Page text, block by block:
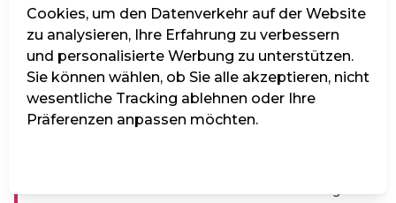
Eigentlich ein recht gut funktionierender Plan. Die
Tante wähnt sich in Geberlaune, die restliche Familie
in Vorfreude auf die Erbschaft.
Wenn nicht die Tante dann noch ihren persönlichen
Höhepunkt des alljährigen Silvesterfernsehens
Cookies, um den Datenverkehr auf der Website
zu analysieren, Ihre Erfahrung zu verbessern
und personalisierte Werbung zu unterstützen.
Sie können wählen, ob Sie alle akzeptieren, nicht
wesentliche Tracking ablehnen oder Ihre
Präferenzen anpassen möchten.